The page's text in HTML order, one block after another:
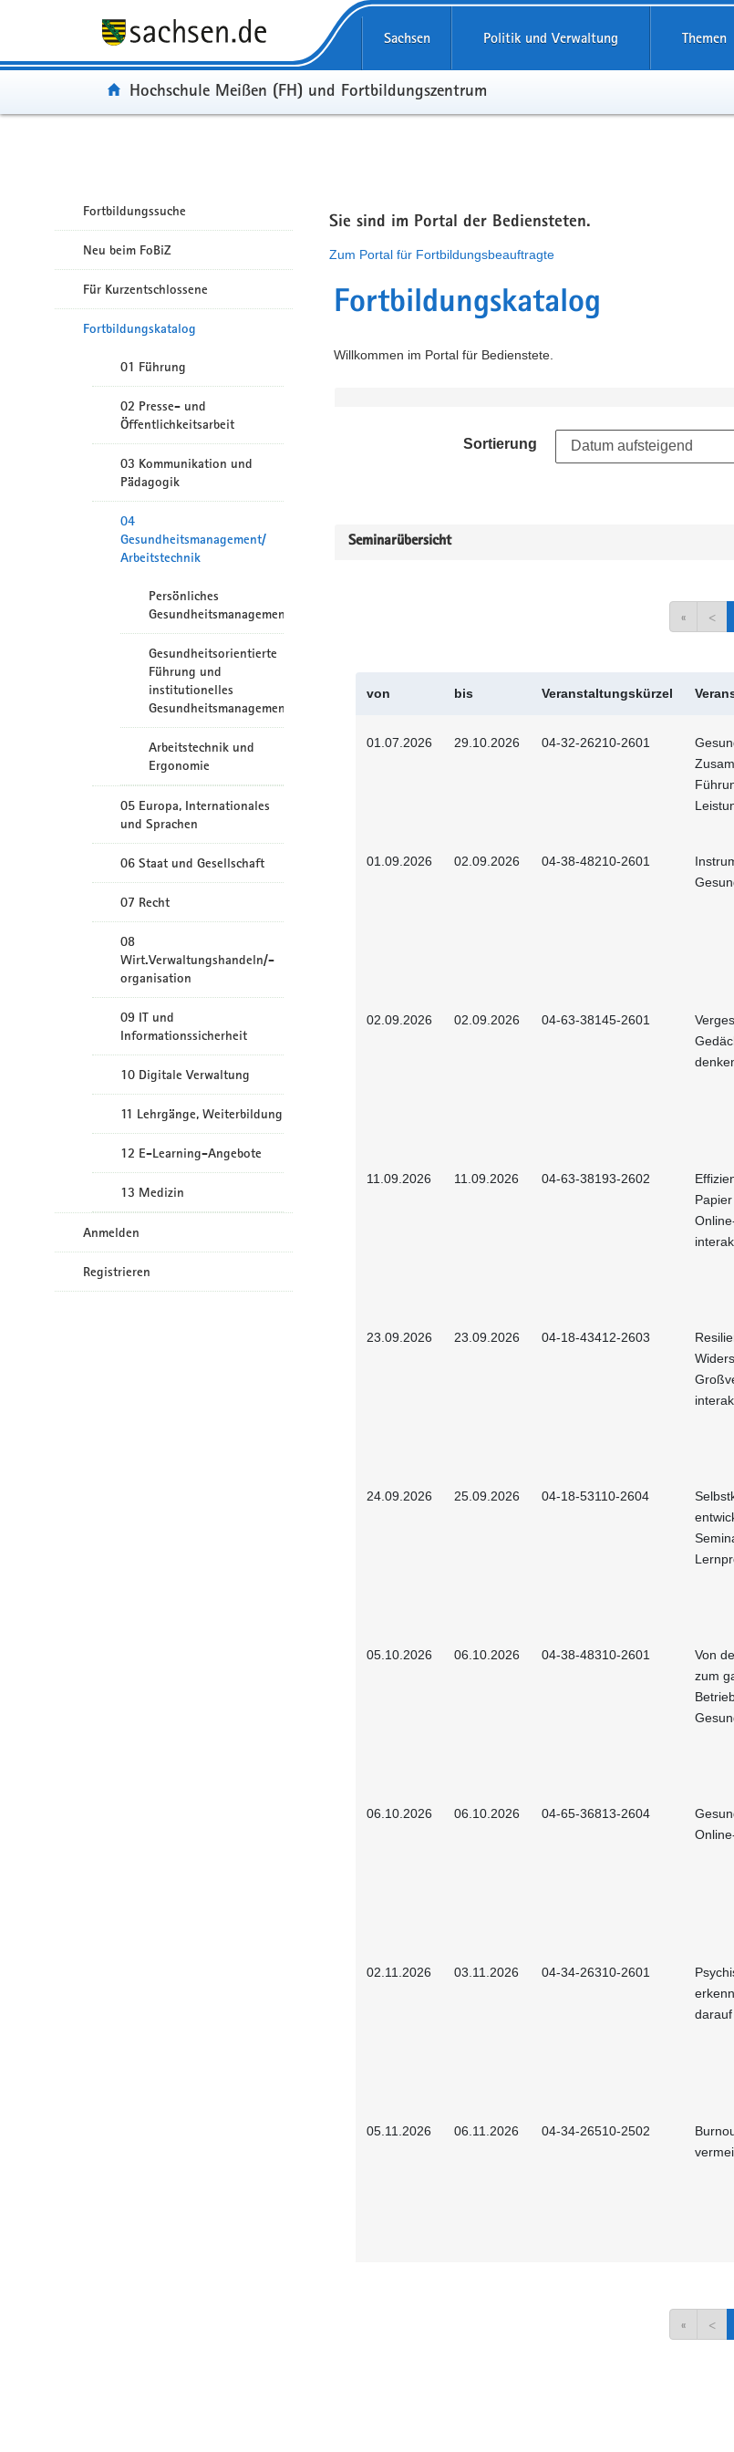
Sachsen Politik und Verwaltung Themen
Portal:
Hochschule Meißen (FH) und Fortbildungszentrum
Fortbildungssuche
Neu beim FoBiZ
Für Kurzentschlossene
Fortbildungskatalog
01 Führung
02 Presse- und
Öffentlichkeitsarbeit
03 Kommunikation und
Pädagogik
04
Gesundheitsmanagement/
Arbeitstechnik
Persönliches
Gesundheitsmanagement
Gesundheitsorientierte
Führung und
institutionelles
Gesundheitsmanagement
Arbeitstechnik und
Ergonomie
05 Europa, Internationales
und Sprachen
06 Staat und Gesellschaft
07 Recht
08
Wirt.Verwaltungshandeln/-
organisation
09 IT und
Informationssicherheit
10 Digitale Verwaltung
11 Lehrgänge, Weiterbildung
12 E-Learning-Angebote
13 Medizin
Anmelden
Registrieren
Sie sind im Portal der Bediensteten.
Zum Portal für Fortbildungsbeauftragte
Fortbildungskatalog
Willkommen im Portal für Bedienstete.
Sortierung
Seminarübersicht
« <
von bis Veranstaltungskürzel
01.07.2026 29.10.2026 04-32-26210-2601
01.09.2026 02.09.2026 04-38-48210-2601
02.09.2026 02.09.2026 04-63-38145-2601
11.09.2026 11.09.2026 04-63-38193-2602
23.09.2026 23.09.2026 04-18-43412-2603
24.09.2026 25.09.2026 04-18-53110-2604
05.10.2026 06.10.2026 04-38-48310-2601
Von
zum
06.10.2026 06.10.2026 04-65-36813-2604
02.11.2026 03.11.2026 04-34-26310-2601
05.11.2026 06.11.2026 04-34-26510-2502
« <